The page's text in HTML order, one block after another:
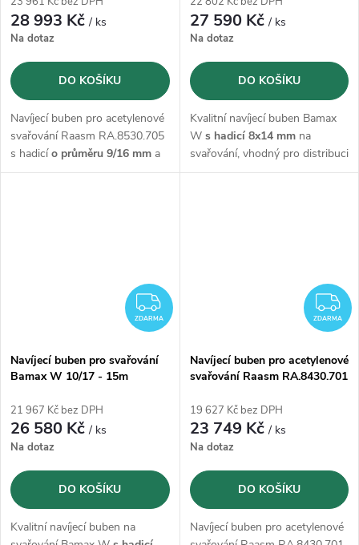
28 993 Kč/ ks
Na dotaz
DO KOŠÍKU
Navíjecí buben pro acetylenové
svařování Raasm RA.8530.705
s hadicío průměru 9/16 mm a
délce 15m
27 590 Kč/ ks
Na dotaz
DO KOŠÍKU
Kvalitní navíjecí buben Bamax
W s hadicí 8x14 mmna
svařování, vhodný pro distribuci
kyslíku / acethylenuo délce
ZDARMA
ZDARMA
Navíjecí buben pro svařování
Bamax W 10/17 - 15m
21 967 Kč bez DPH
26 580 Kč/ ks
Na dotaz
DO KOŠÍKU
Kvalitní navíjecí buben na
ZDARMA
Navíjecí buben pro acetylenové
svařování Raasm RA.8430.701
19 627 Kč bez DPH
23 749 Kč/ ks
Na dotaz
DO KOŠÍKU
Navíjecí buben pro acetylenové